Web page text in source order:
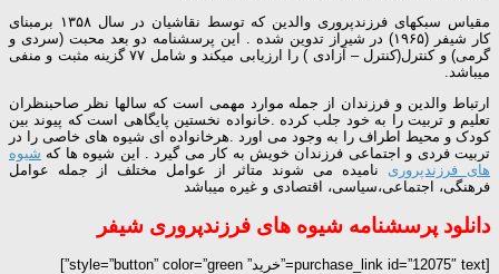
مقیاس سبکهای فرزندپروری والدین که توسط نقاشیان در سال ۱۳۵۸ برمبنای
کار شیفر (۱۹۶۵) در شیراز تدوین شده . این پرسشنامه دو بعد محبت (سردی و
گرمی) و کنترل(کنترل – آزادی ) را ارزیابی میکند و شامل ۷۷ گزینه مثبت و منفی
میباشد.
ارتباط والدین و فرزندان از جمله موارد مهمی است که سالها نظر صاحبنظران
تعلیم و تربیت را به خود جلب کرده .خانواده نخستین پایگاهی است که پیوند بین
کودک و محیط اطراف را به وجود می اورد .هرخانواده ای شیوه های خاصی را در
تربیت فردی و اجتماعی فرزندان خویش به کار می گیرد . این شیوه ها که شیوه
های فرزندپروری نامیده می شوند متاثر از عوامل مختلف از جمله عوامل
فرهنگی، اجتماعی،سیاسی، اقتصادی و غیره میباشد
دانلود پرسشنامه شیوه های فرزندپروری شیفر
[purchase_link id=”12075″ text=”خرید” style=”button” color=”green”]